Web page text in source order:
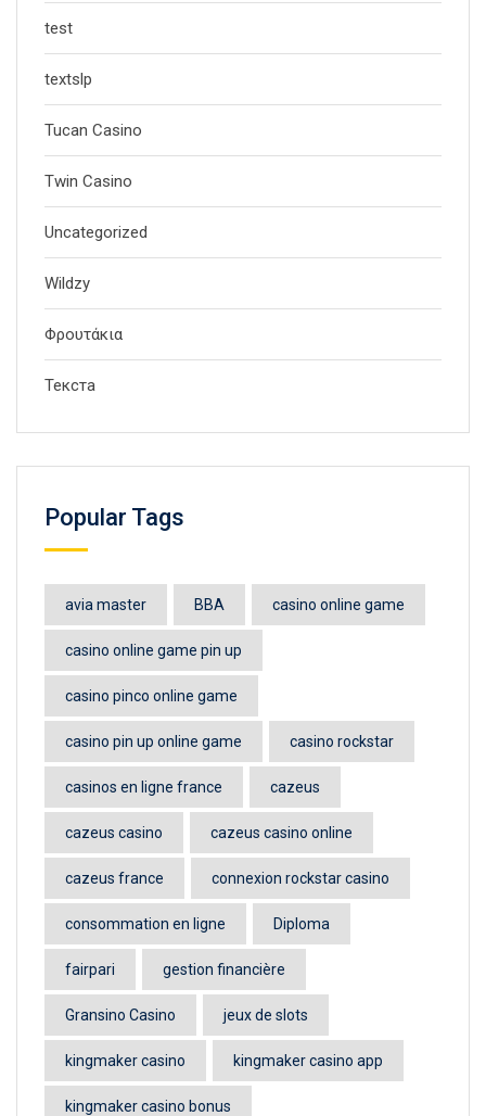
test
textslp
Tucan Casino
Twin Casino
Uncategorized
Wildzy
Φρουτάκια
Текста
Popular Tags
avia master BBA casino online game
casino online game pin up
casino pinco online game
casino pin up online game casino rockstar
casinos en ligne france cazeus
cazeus casino cazeus casino online
cazeus france connexion rockstar casino
consommation en ligne Diploma
fairpari gestion financière
Gransino Casino jeux de slots
kingmaker casino kingmaker casino app
kingmaker casino bonus